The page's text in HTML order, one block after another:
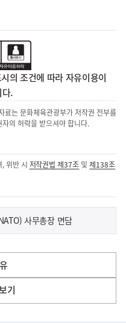
의 조건에 따라 자유이용이
.
료는 문화체육관광부가 저작권 전부를
의 허락을 받으셔야 합니다.
위반 시 저작권법 제37조 및제138조
사무총장 면담
기